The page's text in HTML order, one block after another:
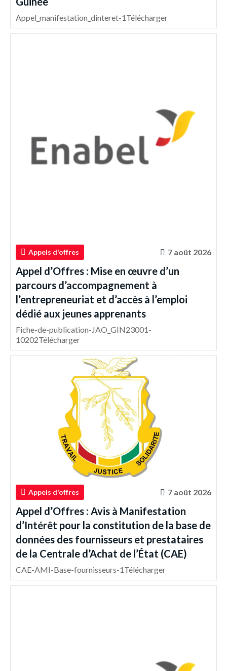
Appel_manifestation_dinteret-1Télécharger
Appels d'offres 7 août 2026
Appel d’Offres : Mise en œuvre d’un
parcours d’accompagnement à
l’entrepreneuriat et d’accès à l’emploi
dédié aux jeunes apprenants
Fiche-de-publication-JAO_GIN23001-
10202Télécharger
Appels d'offres 7 août 2026
Appel d’Offres : Avis à Manifestation
d’Intérêt pour la constitution de la base de
données des fournisseurs et prestataires
de la Centrale d’Achat de l’État (CAE)
CAE-AMI-Base-fournisseurs-1Télécharger